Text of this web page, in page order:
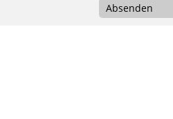
Absenden